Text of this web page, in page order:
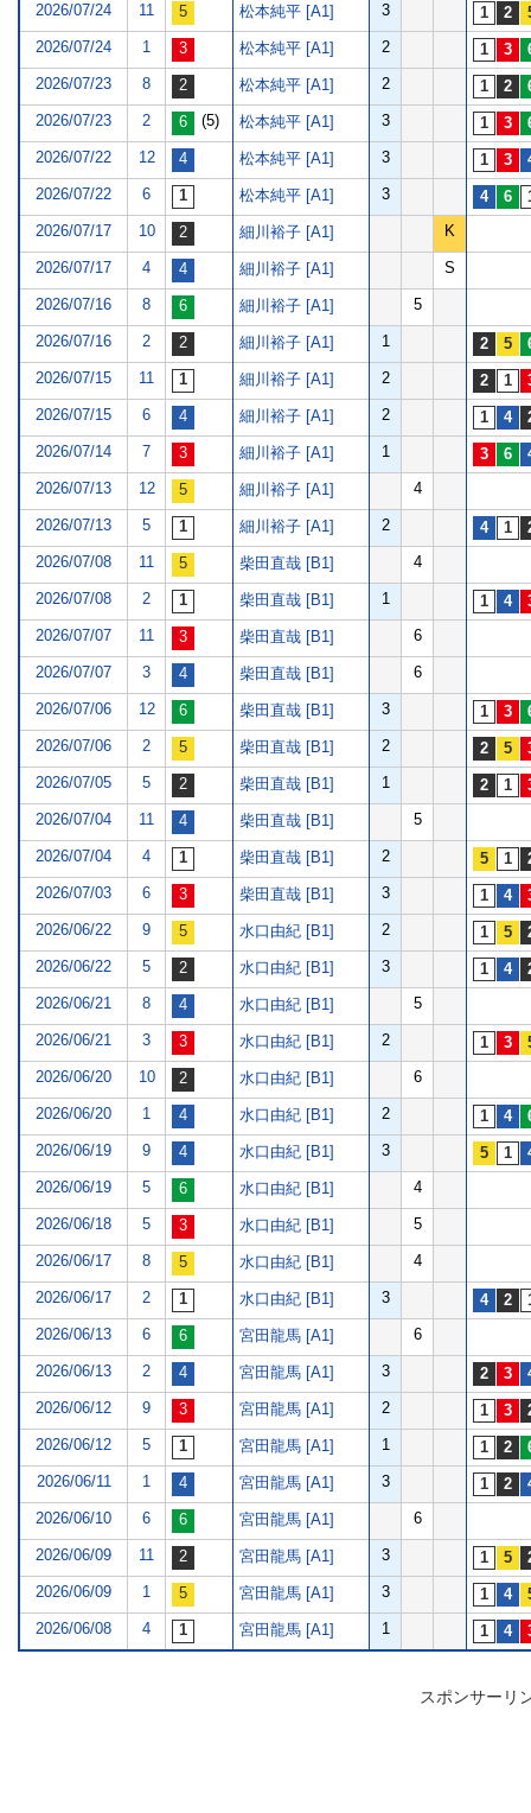
2026/07/24 11 松本純平 [A1] 3
2026/07/24 1 松本純平 [A1] 2
2026/07/23 8 松本純平 [A1] 2
2026/07/23 2 (5) 松本純平 [A1] 3
2026/07/22 12 松本純平 [A1] 3
2026/07/22 6 松本純平 [A1] 3
2026/07/17 10 細川裕子 [A1] K
2026/07/17 4 細川裕子 [A1] S
2026/07/16 8 細川裕子 [A1] 5
2026/07/16 2 細川裕子 [A1] 1
2026/07/15 11 細川裕子 [A1] 2
2026/07/15 6 細川裕子 [A1] 2
2026/07/14 7 細川裕子 [A1] 1
2026/07/13 12 細川裕子 [A1] 4
2026/07/13 5 細川裕子 [A1] 2
2026/07/08 11 柴田直哉 [B1] 4
2026/07/08 2 柴田直哉 [B1] 1
2026/07/07 11 柴田直哉 [B1] 6
2026/07/07 3 柴田直哉 [B1] 6
2026/07/06 12 柴田直哉 [B1] 3
2026/07/06 2 柴田直哉 [B1] 2
2026/07/05 5 柴田直哉 [B1] 1
2026/07/04 11 柴田直哉 [B1] 5
2026/07/04 4 柴田直哉 [B1] 2
2026/07/03 6 柴田直哉 [B1] 3
2026/06/22 9 水口由紀 [B1] 2
2026/06/22 5 水口由紀 [B1] 3
2026/06/21 8 水口由紀 [B1] 5
2026/06/21 3 水口由紀 [B1] 2
2026/06/20 10 水口由紀 [B1] 6
2026/06/20 1 水口由紀 [B1] 2
2026/06/19 9 水口由紀 [B1] 3
2026/06/19 5 水口由紀 [B1] 4
2026/06/18 5 水口由紀 [B1] 5
2026/06/17 8 水口由紀 [B1] 4
2026/06/17 2 水口由紀 [B1] 3
2026/06/13 6 宮田龍馬 [A1] 6
2026/06/13 2 宮田龍馬 [A1] 3
2026/06/12 9 宮田龍馬 [A1] 2
2026/06/12 5 宮田龍馬 [A1] 1
2026/06/11 1 宮田龍馬 [A1] 3
2026/06/10 6 宮田龍馬 [A1] 6
2026/06/09 11 宮田龍馬 [A1] 3
2026/06/09 1 宮田龍馬 [A1] 3
2026/06/08 4 宮田龍馬 [A1] 1
スポンサーリ